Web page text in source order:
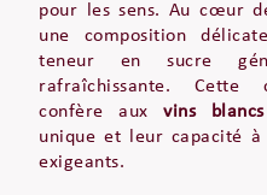
pour les sens. Au cœur
une composition
teneur en sucre
rafraîchissante. Cette
confère auxvins
unique et leur capacité
exigeants.